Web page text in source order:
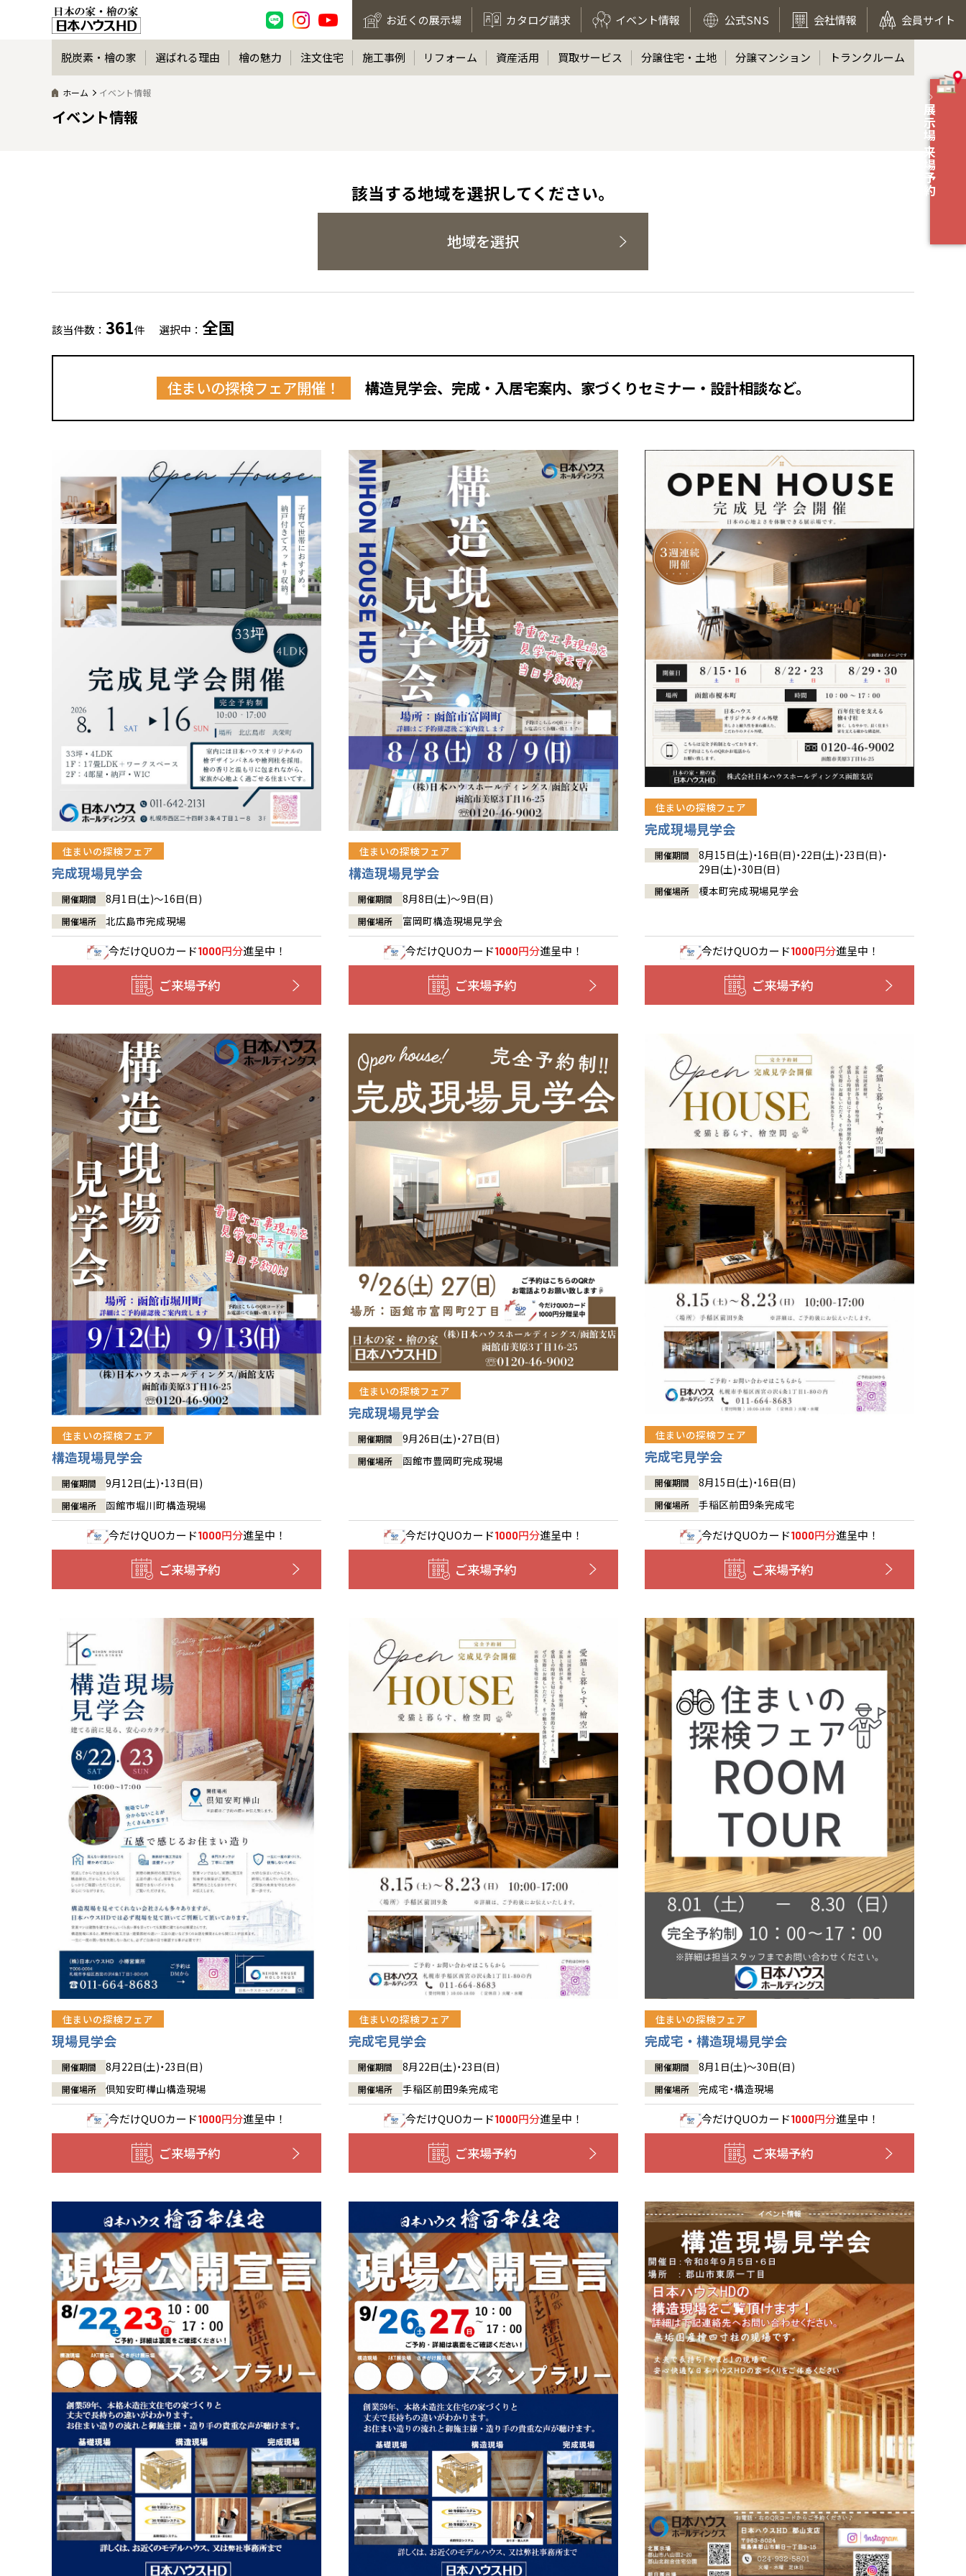
お近くの展示場 カタログ請求 イベント情報 公式SNS 会社情報 会員サイト
展示場 来場予約
脱炭素・檜の家 選ばれる理由 檜の魅力 注文住宅 施工事例 リフォーム 資産活用 買取サービス 分譲住宅・土地 分譲マンション トランクルーム
ホーム イベント情報
イベント情報
該当する地域を選択してください。
地域を選択
該当件数： 361件 選択中： 全国
住まいの探検フェア開催！ 構造見学会、完成・入居宅案内、家づくりセミナー・設計相談など。
住まいの探検フェア
完成現場見学会
開催期間 8月1日(土)～16日(日)
開催場所 北広島市完成現場
今だけQUOカード1000円分進呈中！
ご来場予約
住まいの探検フェア
構造現場見学会
開催期間 8月8日(土)～9日(日)
開催場所 富岡町構造現場見学会
今だけQUOカード1000円分進呈中！
ご来場予約
住まいの探検フェア
完成現場見学会
開催期間
8月15日(土)・16日(日)・22日(土)・23日(日)・
29日(土)・30日(日)
開催場所 榎本町完成現場見学会
今だけQUOカード1000円分進呈中！
ご来場予約
住まいの探検フェア
構造現場見学会
開催期間 9月12日(土)・13日(日)
開催場所 函館市堀川町構造現場
今だけQUOカード1000円分進呈中！
ご来場予約
住まいの探検フェア
完成現場見学会
開催期間 9月26日(土)・27日(日)
開催場所 函館市豊岡町完成現場
今だけQUOカード1000円分進呈中！
ご来場予約
住まいの探検フェア
完成宅見学会
開催期間 8月15日(土)・16日(日)
開催場所 手稲区前田9条完成宅
今だけQUOカード1000円分進呈中！
ご来場予約
住まいの探検フェア
現場見学会
開催期間 8月22日(土)・23日(日)
開催場所 倶知安町樺山構造現場
今だけQUOカード1000円分進呈中！
ご来場予約
住まいの探検フェア
完成宅見学会
開催期間 8月22日(土)・23日(日)
開催場所 手稲区前田9条完成宅
今だけQUOカード1000円分進呈中！
ご来場予約
住まいの探検フェア
完成宅・構造現場見学会
開催期間 8月1日(土)～30日(日)
開催場所 完成宅・構造現場
今だけQUOカード1000円分進呈中！
ご来場予約
全国の展示場
北海道
札幌
道央
道北
東北
青森
秋田
宮城
福島
甲信越・北陸
新潟
富山
石川
福井
関東
神奈川
埼玉
千葉
茨城
栃木
群馬
岐阜
静岡
三重
大阪
京都
兵庫
奈良
滋賀
中国・四国
岡山
香川
愛媛
鳥取
徳島
高知
九州
福岡
佐賀
熊本
長崎
沖縄
分譲マンション
※現住所のある都道府県以外の建築予定地の方でも
現住所の有るお近くの展示場又は店舗にお問合せください。
移住の計画の方もご相談対応します。お気軽にご相談ください。
お近くのイベント
北海道
札幌
札幌
小樽
道央
苫小牧千歳
小樽
道北
旭川
道南
函館
室蘭
道東
帯広
釧路
東北
青森県
八戸
青森
秋田県
秋田
岩手県
盛岡
北上
山形県
山形
宮城県
仙台
福島県
郡山
福島
いわき
会津
甲信越・北陸
新潟県
新潟
長岡
甲府
長野県
長野
松本
富山県
富山
石川県
金沢
福井県
福井
関東
東京都
世田谷
八王子
神奈川県
横浜
湘南
相模
埼玉県
埼玉
所沢
千葉県
千葉
茨城県
水戸
栃木県
宇都宮
小山
群馬
伊勢崎
愛知県
名古屋
豊橋
岐阜県
岐阜
静岡県
静岡
浜松
三重県
四日市
大阪府
大阪
京都府
京都
兵庫県
姫路
奈良県
奈良
中国・四国
岡山県
岡山
香川県
高松
愛媛県
九州
福岡県
福岡
佐賀県
佐賀
熊本県
熊本
大分県
大分
宮崎